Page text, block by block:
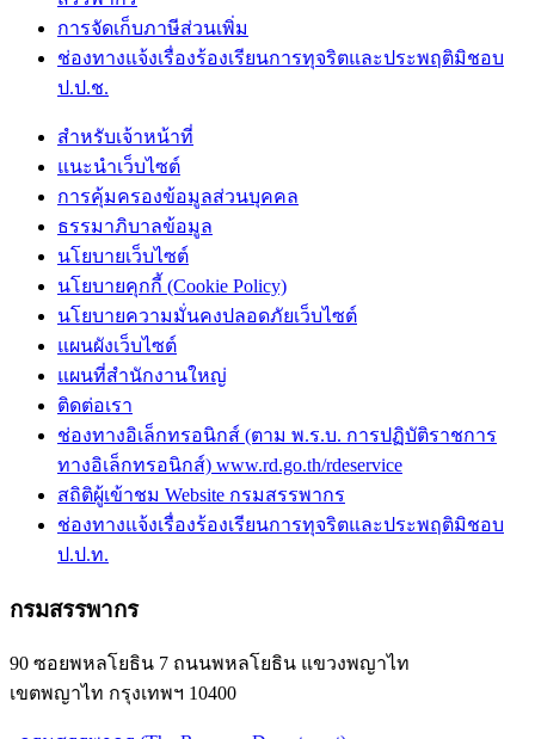
การจัดเก็บภาษีส่วนเพิ่ม
ช่องทางแจ้งเรื่องร้องเรียนการทุจริตและประพฤติมิชอบ
ป.ป.ช.
สำหรับเจ้าหน้าที่
แนะนำเว็บไซต์
การคุ้มครองข้อมูลส่วนบุคคล
ธรรมาภิบาลข้อมูล
นโยบายเว็บไซต์
นโยบายคุกกี้ (Cookie Policy)
นโยบายความมั่นคงปลอดภัยเว็บไซต์
แผนผังเว็บไซต์
แผนที่สำนักงานใหญ่
ติดต่อเรา
ช่องทางอิเล็กทรอนิกส์ (ตาม พ.ร.บ. การปฏิบัติราชการ
ทางอิเล็กทรอนิกส์) www.rd.go.th/rdeservice
สถิติผู้เข้าชม Website กรมสรรพากร
ช่องทางแจ้งเรื่องร้องเรียนการทุจริตและประพฤติมิชอบ
ป.ป.ท.
กรมสรรพากร
90 ซอยพหลโยธิน 7 ถนนพหลโยธิน แขวงพญาไท
เขตพญาไท กรุงเทพฯ 10400